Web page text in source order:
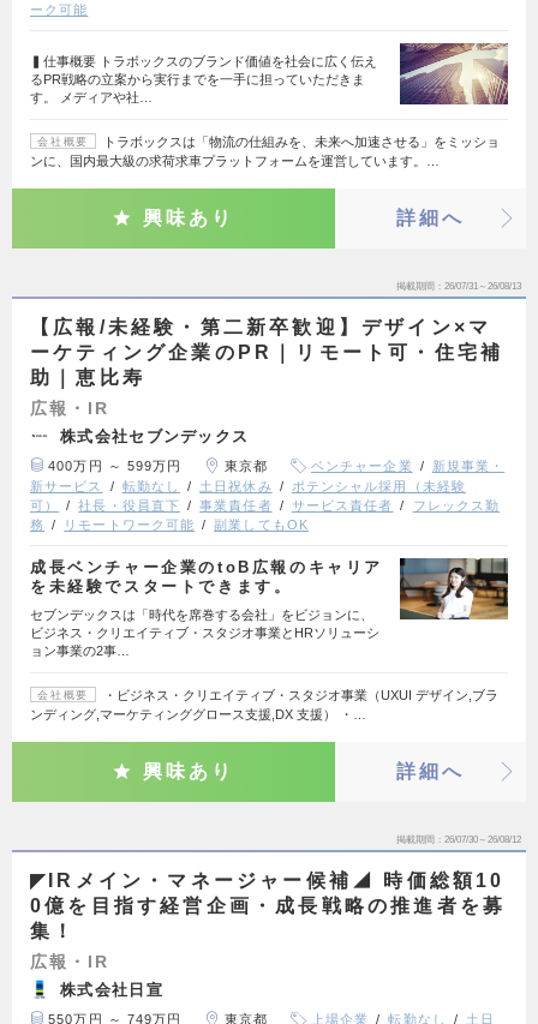
ーク可能
▍仕事概要 トラボックスのブランド価値を社会に広く伝え
るPR戦略の立案から実行までを一手に担っていただきま
す。 メディアや社…
会社概要
トラボックスは「物流の仕組みを、未来へ加速させる」をミッショ
ンに、国内最大級の求荷求車プラットフォームを運営しています。…
興味あり 詳細へ
掲載期間 26/07/31～26/08/13
【広報/未経験・第二新卒歓迎】デザイン×マ
ーケティング企業のPR｜リモート可・住宅補
助｜恵比寿
広報・IR
株式会社セブンデックス
400万円 ～ 599万円 東京都 ベンチャー企業
新規事業・
新サービス
転勤なし 土日祝休み
ポテンシャル採用（未経験
可）
社長・役員直下 事業責任者 サービス責任者
フレックス勤
務
リモートワーク可能 副業してもOK
成長ベンチャー企業のtoB広報のキャリア
を未経験でスタートできます。
セブンデックスは「時代を席巻する会社」をビジョンに、
ビジネス・クリエイティブ・スタジオ事業とHRソリューシ
ョン事業の2事…
会社概要
・ビジネス・クリエイティブ・スタジオ事業（UXUI デザイン,ブラ
ンディング,マーケティンググロース支援,DX 支援） ・…
興味あり 詳細へ
掲載期間 26/07/30～26/08/12
◤IRメイン・マネージャー候補◢ 時価総額10
0億を目指す経営企画・成長戦略の推進者を募
集！
広報・IR
株式会社日宣
550万円 ～ 749万円 東京都 上場企業 転勤なし 土日